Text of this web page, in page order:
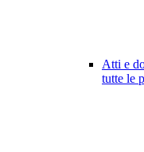
Atti e
tutte le